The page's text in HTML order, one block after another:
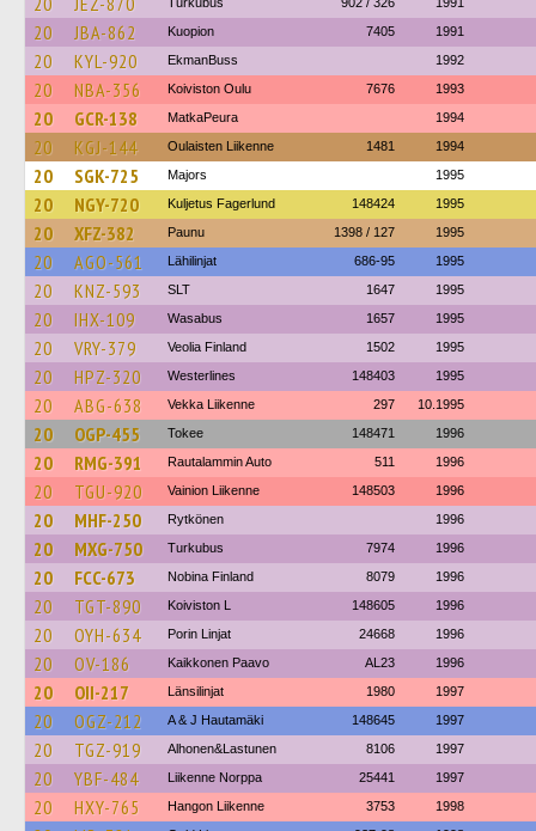
20 JBA-862 Kuopion 7405 1991
20 KYL-920 EkmanBuss 1992
20 NBA-356 Koiviston Oulu 7676 1993
20 GCR-138 MatkaPeura 1994
20 KGJ-144 Oulaisten Liikenne 1481 1994
20 SGK-725 Majors 1995
20 NGY-720 Kuljetus Fagerlund 148424 1995
20 XFZ-382 Paunu 1398 / 127 1995
20 AGO-561 Lähilinjat 686-95 1995
20 KNZ-593 SLT 1647 1995
20 IHX-109 Wasabus 1657 1995
20 VRY-379 Veolia Finland 1502 1995
20 HPZ-320 Westerlines 148403 1995
20 ABG-638 Vekka Liikenne 297 10.1995
20 OGP-455 Tokee 148471 1996
20 RMG-391 Rautalammin Auto 511 1996
20 TGU-920 Vainion Liikenne 148503 1996
20 MHF-250 Rytkönen 1996
20 MXG-750 Turkubus 7974 1996
20 FCC-673 Nobina Finland 8079 1996
20 TGT-890 Koiviston L 148605 1996
20 OYH-634 Porin Linjat 24668 1996
20 OV-186 Kaikkonen Paavo AL23 1996
20 OII-217 Länsilinjat 1980 1997
20 OGZ-212 A & J Hautamäki 148645 1997
20 TGZ-919 Alhonen&Lastunen 8106 1997
20 YBF-484 Liikenne Norppa 25441 1997
20 HXY-765 Hangon Liikenne 3753 1998